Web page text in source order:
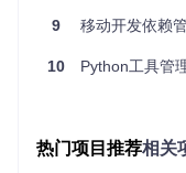
验证：检查环境
9 移动开发依赖管理
10 Python工具管
热门项目推荐相关